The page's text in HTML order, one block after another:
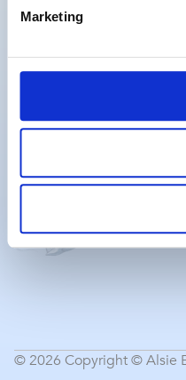
Marketing
© 2026 Copyright © Alsie